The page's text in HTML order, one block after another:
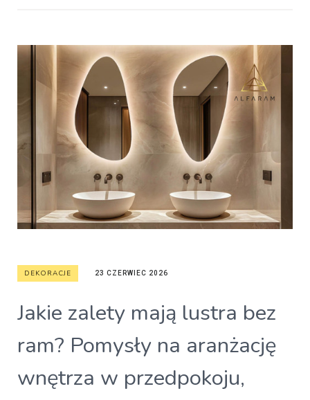
DEKORACJE 23 CZERWIEC 2026
Jakie zalety mają lustra bez
ram? Pomysły na aranżację
wnętrza w przedpokoju,